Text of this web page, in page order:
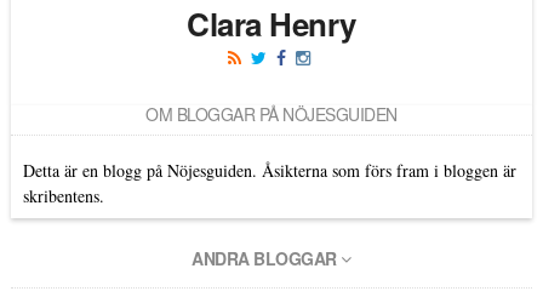
Clara Henry
OM BLOGGAR PÅ NÖJESGUIDEN
Detta är en blogg på Nöjesguiden. Åsikterna som förs fram i bloggen är
skribentens.
ANDRA BLOGGAR